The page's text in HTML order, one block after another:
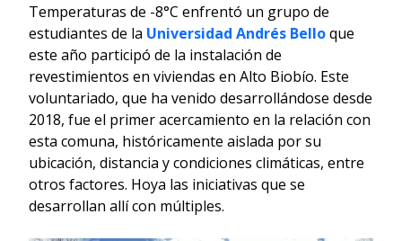
Temperaturas de -8°C enfrentó un grupo de
estudiantes de la Universidad Andrés Belloque
este año participó de la instalación de
revestimientos en viviendas en Alto Biobío. Este
voluntariado, que ha venido desarrollándose desde
2018, fue el primer acercamiento en la relación con
esta comuna, históricamente aislada por su
ubicación, distancia y condiciones climáticas, entre
otros factores. Hoya las iniciativas que se
desarrollan allí con múltiples.